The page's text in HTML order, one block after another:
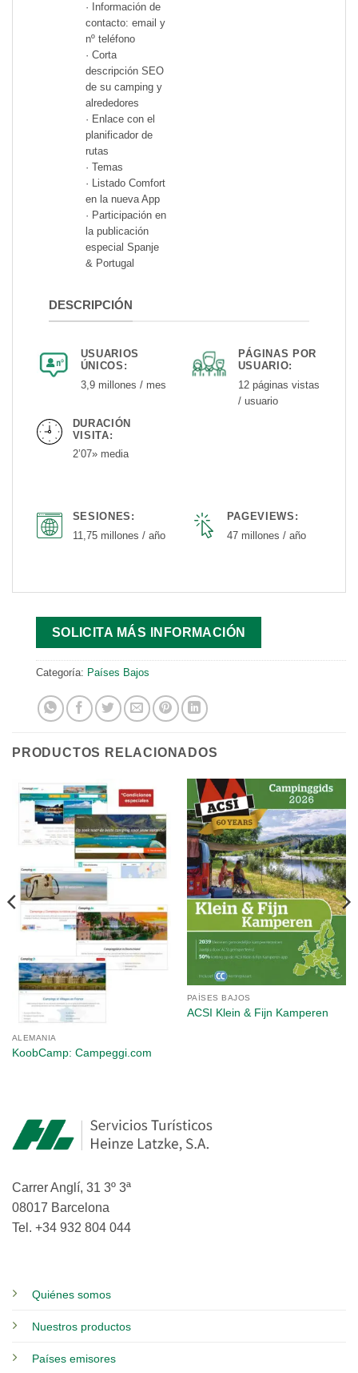
· Información de
contacto: email y
nº teléfono
· Corta
descripción SEO
de su camping y
alrededores
· Enlace con el
planificador de
rutas
· Temas
· Listado Comfort
en la nueva App
· Participación en
la publicación
especial Spanje
& Portugal
DESCRIPCIÓN
USUARIOS
ÚNICOS:
3,9 millones / mes
DURACIÓN
VISITA:
2’07» media
PÁGINAS POR
USUARIO:
12 páginas vistas
/ usuario
SESIONES:
11,75 millones / año
PAGEVIEWS:
47 millones / año
SOLICITA MÁS INFORMACIÓN
Categoría: Países Bajos
PRODUCTOS RELACIONADOS
ALEMANIA
KoobCamp: Campeggi.com
PAÍSES BAJOS
ACSI Klein & Fijn Kamperen
Carrer Anglí, 31 3º 3ª
08017 Barcelona
Tel. +34 932 804 044
Quiénes somos
Nuestros productos
Países emisores